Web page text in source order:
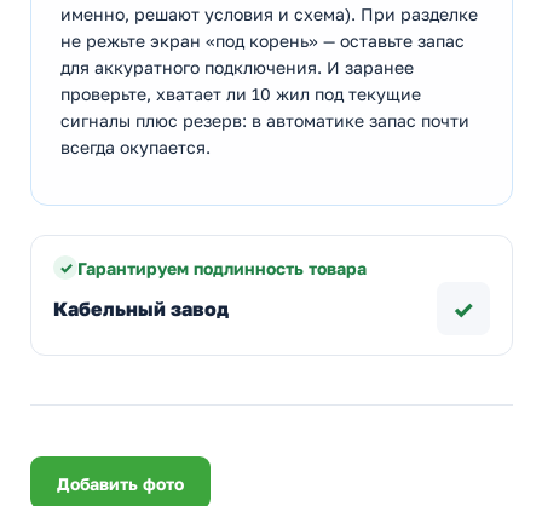
именно, решают условия и схема). При разделке
не режьте экран «под корень» — оставьте запас
для аккуратного подключения. И заранее
проверьте, хватает ли 10 жил под текущие
сигналы плюс резерв: в автоматике запас почти
всегда окупается.
Гарантируем подлинность товара
Кабельный завод ✓
Добавить фото